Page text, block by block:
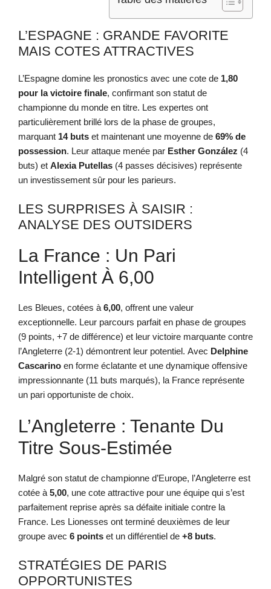
L’ESPAGNE : GRANDE FAVORITE
MAIS COTES ATTRACTIVES
L’Espagne domine les pronostics avec une cote de 1,80
pour la victoire finale, confirmant son statut de
championne du monde en titre. Les expertes ont
particulièrement brillé lors de la phase de groupes,
marquant 14 buts et maintenant une moyenne de 69% de
possession. Leur attaque menée par Esther González (4
buts) et Alexia Putellas (4 passes décisives) représente
un investissement sûr pour les parieurs.
LES SURPRISES À SAISIR :
ANALYSE DES OUTSIDERS
La France : Un Pari
Intelligent À 6,00
Les Bleues, cotées à 6,00, offrent une valeur
exceptionnelle. Leur parcours parfait en phase de groupes
(9 points, +7 de différence) et leur victoire marquante contre
l’Angleterre (2-1) démontrent leur potentiel. Avec Delphine
Cascarino en forme éclatante et une dynamique offensive
impressionnante (11 buts marqués), la France représente
un pari opportuniste de choix.
L’Angleterre : Tenante Du
Titre Sous-Estimée
Malgré son statut de championne d’Europe, l’Angleterre est
cotée à5,00, une cote attractive pour une équipe qui s’est
parfaitement reprise après sa défaite initiale contre la
France. Les Lionesses ont terminé deuxièmes de leur
groupe avec 6 points et un différentiel de +8 buts.
STRATÉGIES DE PARIS
OPPORTUNISTES